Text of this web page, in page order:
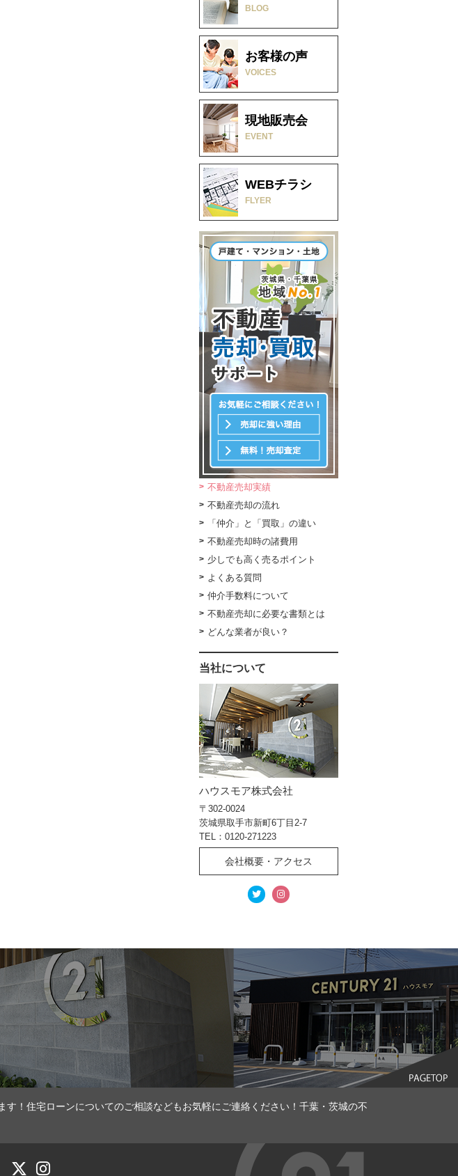
BLOG
お客様の声
VOICES
現地販売会
EVENT
WEBチラシ
FLYER
不動産売却実績
不動産売却の流れ
「仲介」と「買取」の違い
不動産売却時の諸費用
少しでも高く売るポイント
よくある質問
仲介手数料について
不動産売却に必要な書類とは
どんな業者が良い？
当社について
ハウスモア株式会社
〒302-0024
茨城県取手市新町6丁目2-7
TEL：0120-271223
会社概要・アクセス
！住宅ローンについてのご相談などもお気軽にご連絡ください！千葉・茨城の不